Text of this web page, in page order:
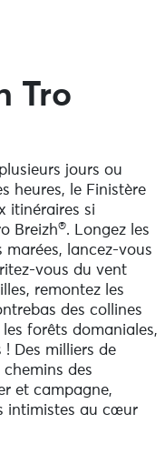
Tro
jours ou
heures, le Finistère
itinéraires si
Breizh®. Longez les
lancez-vous
vous du vent
remontez les
des collines
forêts domaniales,
Des milliers de
des
et campagne,
intimistes au cœur